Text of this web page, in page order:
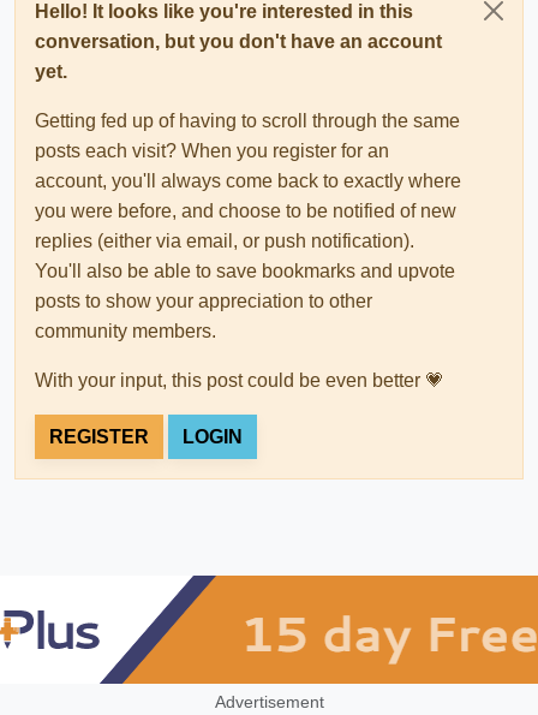
Hello! It looks like you're interested in this
conversation, but you don't have an account
yet.
Getting fed up of having to scroll through the same
posts each visit? When you register for an
account, you'll always come back to exactly where
you were before, and choose to be notified of new
replies (either via email, or push notification).
You'll also be able to save bookmarks and upvote
posts to show your appreciation to other
community members.
With your input, this post could be even better 💗
REGISTER LOGIN
Advertisement